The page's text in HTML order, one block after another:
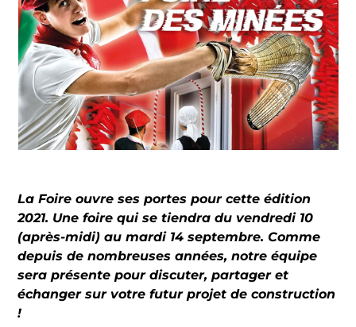
La Foire ouvre ses portes pour cette édition
2021. Une foire qui se tiendra du vendredi 10
(après-midi) au mardi 14 septembre. Comme
depuis de nombreuses années, notre équipe
sera présente pour discuter, partager et
échanger sur votre futur projet de construction
!